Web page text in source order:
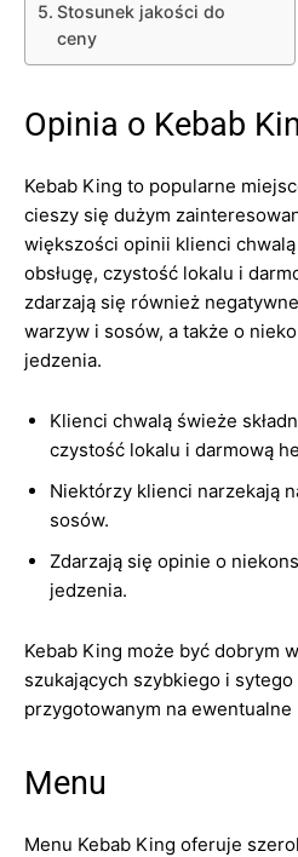
Stosunek jakości do
ceny
Opinia o Kebab
Kebab King to popularne
cieszy się dużym
większości opinii klienci chwalą
obsługę, czystość lokalu i
zdarzają się również
warzyw i sosów, a także o
jedzenia.
Klienci chwalą świeże
czystość lokalu i darmową
Niektórzy klienci narzekają
sosów.
Zdarzają się opinie o
jedzenia.
Kebab King może być dobrym
szukających szybkiego i
przygotowanym na
Menu
Menu Kebab King oferuje